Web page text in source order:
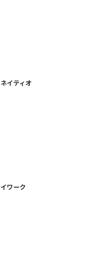
ネイティオ
イワーク